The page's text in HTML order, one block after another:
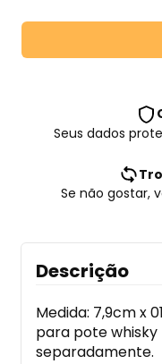
Seus dados
Se não gostar,
Descrição
Medida: 7,9cm x
para pote
separadamente.